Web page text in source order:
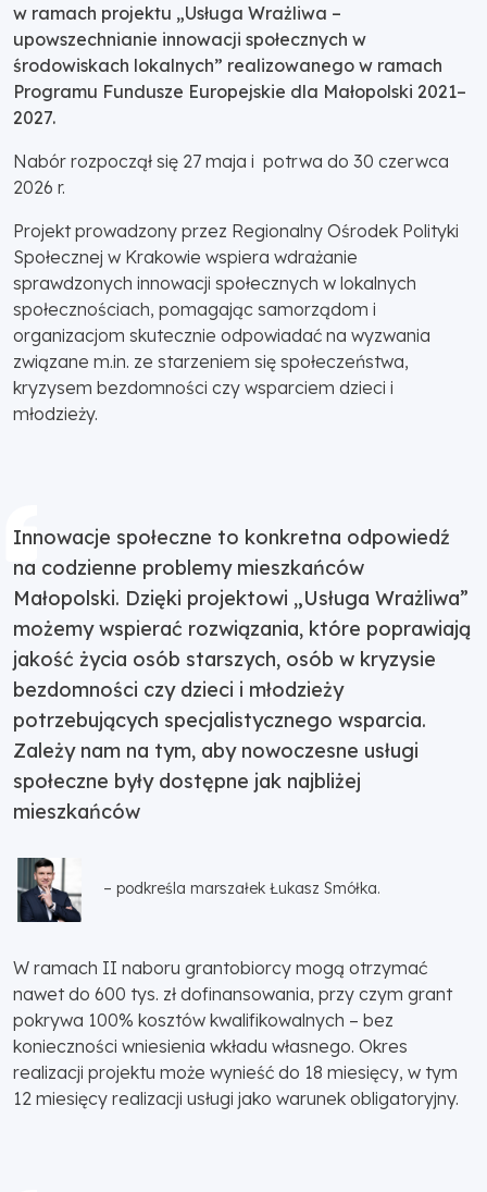
w ramach projektu „Usługa Wrażliwa –
upowszechnianie innowacji społecznych w
środowiskach lokalnych” realizowanego w ramach
Programu Fundusze Europejskie dla Małopolski 2021–
2027.
Nabór rozpoczął się 27 maja i potrwa do 30 czerwca
2026 r.
Projekt prowadzony przez Regionalny Ośrodek Polityki
Społecznej w Krakowie wspiera wdrażanie
sprawdzonych innowacji społecznych w lokalnych
społecznościach, pomagając samorządom i
organizacjom skutecznie odpowiadać na wyzwania
związane m.in. ze starzeniem się społeczeństwa,
kryzysem bezdomności czy wsparciem dzieci i
młodzieży.
Innowacje społeczne to konkretna odpowiedź
na codzienne problemy mieszkańców
Małopolski. Dzięki projektowi „Usługa Wrażliwa”
możemy wspierać rozwiązania, które poprawiają
jakość życia osób starszych, osób w kryzysie
bezdomności czy dzieci i młodzieży
potrzebujących specjalistycznego wsparcia.
Zależy nam na tym, aby nowoczesne usługi
społeczne były dostępne jak najbliżej
mieszkańców
– podkreśla marszałek Łukasz Smółka.
W ramach II naboru grantobiorcy mogą otrzymać
nawet do 600 tys. zł dofinansowania, przy czym grant
pokrywa 100% kosztów kwalifikowalnych – bez
konieczności wniesienia wkładu własnego. Okres
realizacji projektu może wynieść do 18 miesięcy, w tym
12 miesięcy realizacji usługi jako warunek obligatoryjny.